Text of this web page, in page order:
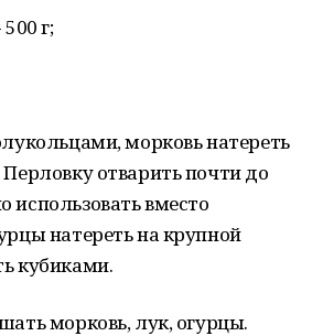
г;
морковь натереть
отварить почти до
использовать вместо
натереть на крупной
кубиками.
морковь, лук, огурцы.